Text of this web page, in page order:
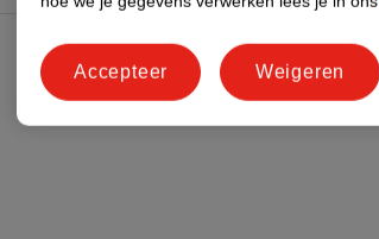
Weigeren
Accepteer